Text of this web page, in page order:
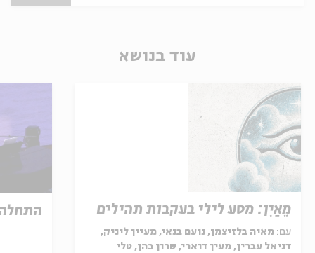
עוד בנושא
מֵאַיִן: מסע לילי בעקבות תהילים
עם: מאיה בלזיצמן, נועם בנאי, מעיין ליניק,
דניאל עברין, מעין דוארי, שרון כהן, טלי